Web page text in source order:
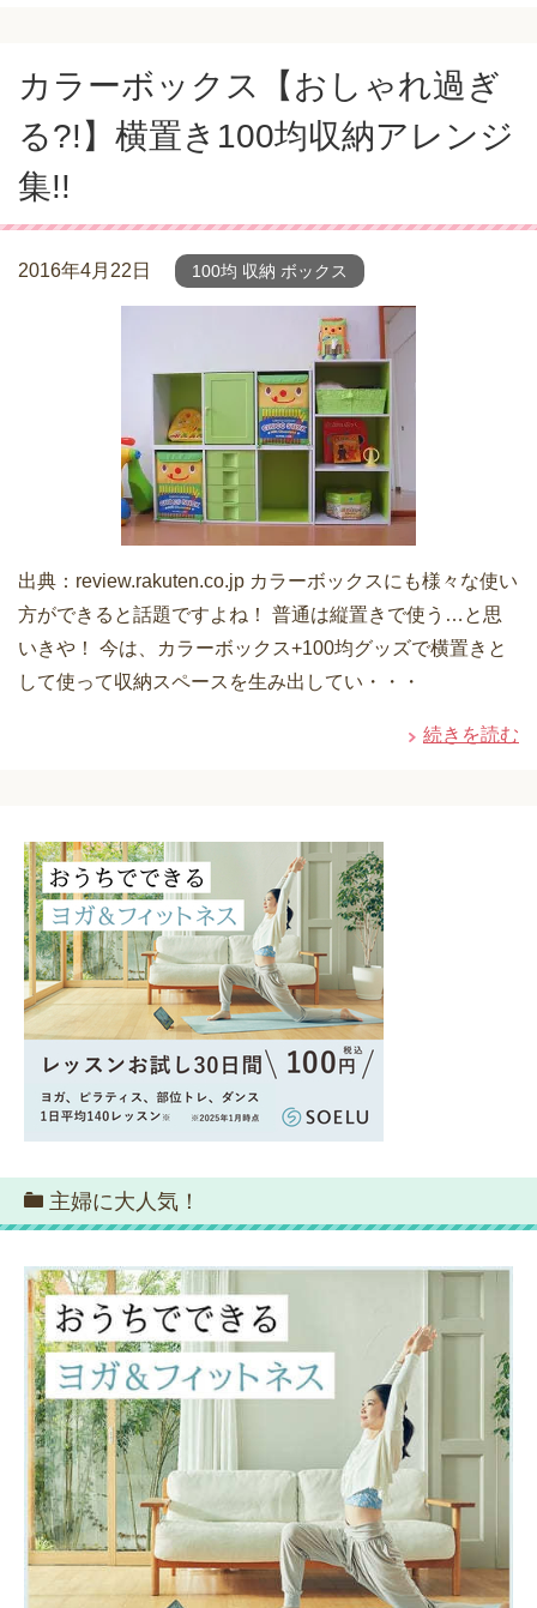
カラーボックス【おしゃれ過ぎ
る?!】横置き100均収納アレンジ
集!!
2016年4月22日 100均 収納 ボックス
出典：review.rakuten.co.jp カラーボックスにも様々な使い
方ができると話題ですよね！ 普通は縦置きで使う…と思
いきや！ 今は、カラーボックス+100均グッズで横置きと
して使って収納スペースを生み出してい・・・
続きを読む
主婦に大人気！